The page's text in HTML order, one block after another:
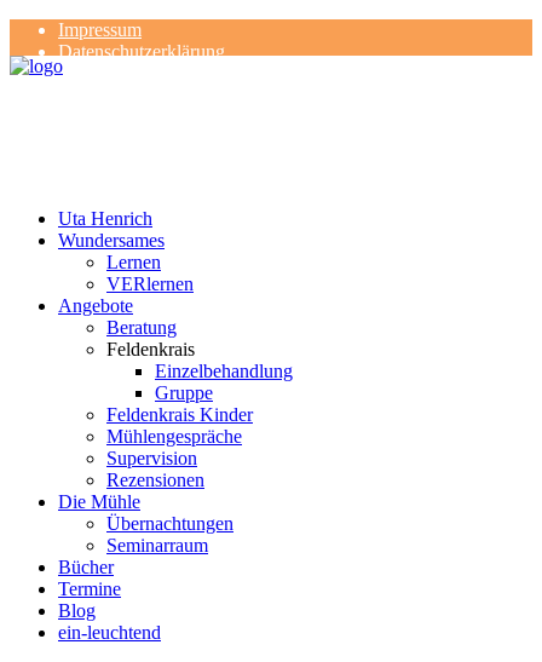
Impressum
Datenschutzerklärung
Kontakt
Uta Henrich
Wundersames
Lernen
VERlernen
Angebote
Beratung
Feldenkrais
Einzelbehandlung
Gruppe
Feldenkrais Kinder
Mühlengespräche
Supervision
Rezensionen
Die Mühle
Übernachtungen
Seminarraum
Bücher
Termine
Blog
ein-leuchtend